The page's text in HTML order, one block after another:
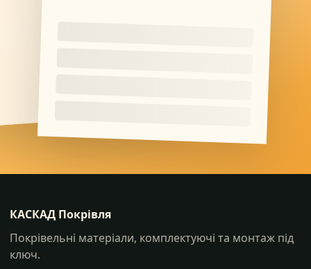
КАСКАД Покрівля
Покрівельні матеріали, комплектуючі та монтаж під
ключ.